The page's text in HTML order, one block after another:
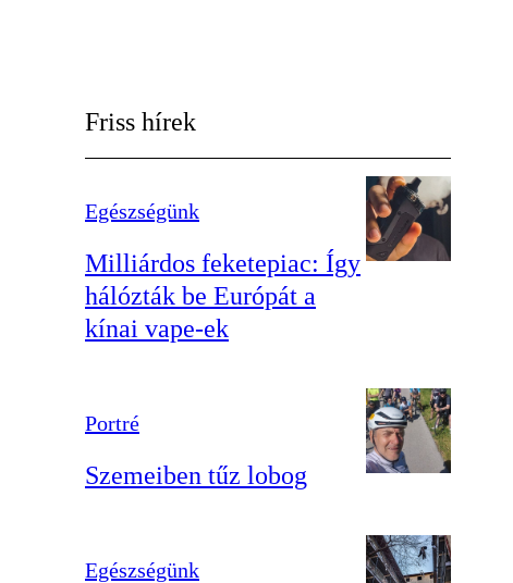
Friss hírek
Egészségünk
Milliárdos feketepiac: Így
hálózták be Európát a
kínai vape-ek
Portré
Szemeiben tűz lobog
Egészségünk